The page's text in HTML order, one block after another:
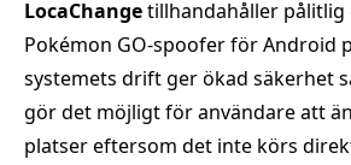
LocaChangetillhandahåller
Pokémon GO-spoofer för Android
systemets drift ger ökad säkerhet
gör det möjligt för användare att
platser eftersom det inte körs